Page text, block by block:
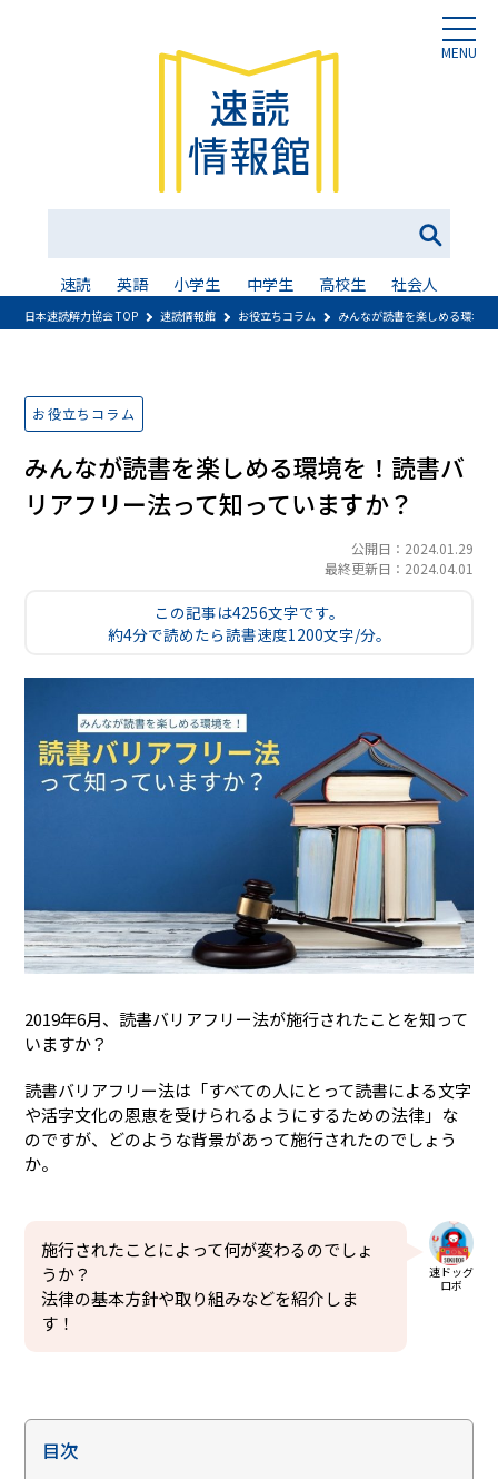
MENU
速読 英語 小学生 中学生 高校生 社会人
日本速読解力協会 TOP 速読情報館 お役立ちコラム みんなが読書を楽しめる環境
お役立ちコラム
みんなが読書を楽しめる環境を！読書バ
リアフリー法って知っていますか？
公開日：2024.01.29
最終更新日：2024.04.01
この記事は4256文字です。
約4分で読めたら読書速度1200文字/分。
2019年6月、読書バリアフリー法が施行されたことを知って
いますか？
読書バリアフリー法は「すべての人にとって読書による文字
や活字文化の恩恵を受けられるようにするための法律」な
のですが、どのような背景があって施行されたのでしょう
か。
施行されたことによって何が変わるのでしょ
うか？
法律の基本方針や取り組みなどを紹介しま
す！
速ドッグ
ロボ
目次